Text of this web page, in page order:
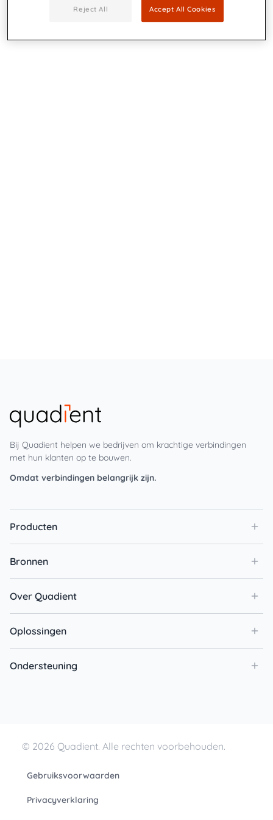
Bij Quadient helpen we bedrijven om krachtige verbindingen
met hun klanten op te bouwen.
Omdat verbindingen belangrijk zijn.
Producten
Bronnen
Over Quadient
Oplossingen
Ondersteuning
© 2026 Quadient. Alle rechten voorbehouden.
Gebruiksvoorwaarden
Privacyverklaring
Reject All Accept All Cookies